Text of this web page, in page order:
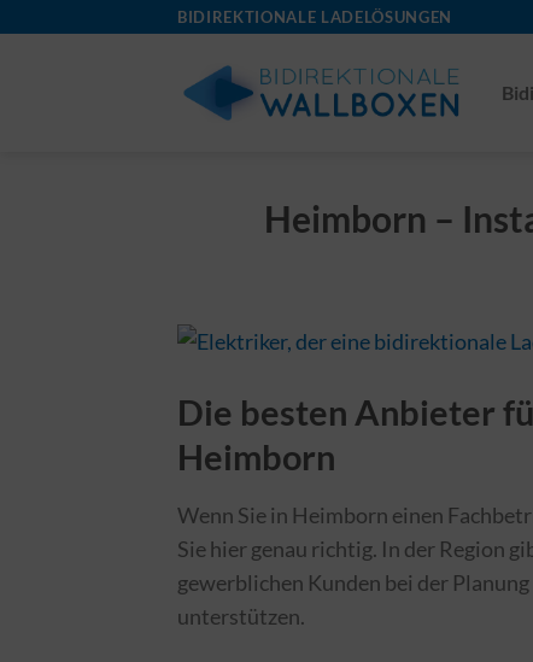
BIDIREKTIONALE LADELÖSUNGEN
Heimborn –
Die besten Anbieter
Heimborn
Wenn Sie in Heimborn einen
Sie hier genau richtig. In der Region
gewerblichen Kunden bei der
unterstützen.